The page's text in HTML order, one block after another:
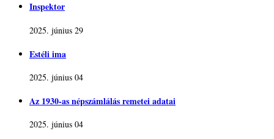
Inspektor
2025. június 29
Estéli ima
2025. június 04
Az 1930-as népszámlálás remetei adatai
2025. június 04